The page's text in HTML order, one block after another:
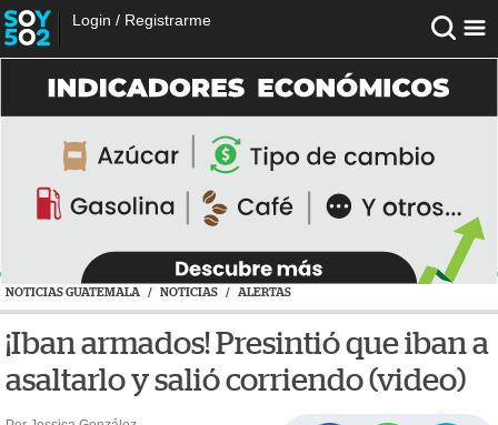
Login / Registrarme
NOTICIAS GUATEMALA / NOTICIAS / ALERTAS
¡Iban armados! Presintió que iban a
asaltarlo y salió corriendo (video)